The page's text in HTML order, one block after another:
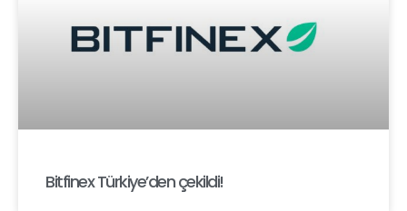
Bitfinex Türkiye’den çekildi!